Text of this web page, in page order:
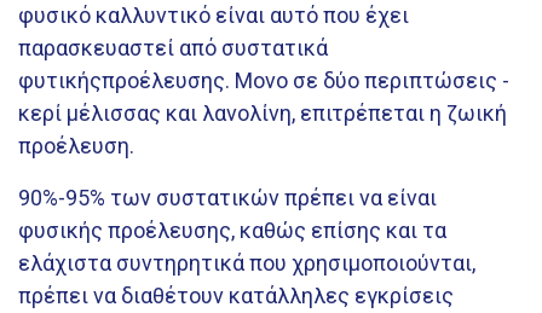
φυσικό καλλυντικό είναι αυτό που έχει
παρασκευαστεί από συστατικά
φυτικήςπροέλευσης. Μονο σε δύο περιπτώσεις -
κερί μέλισσας και λανολίνη, επιτρέπεται η ζωική
προέλευση.
90%-95% των συστατικών πρέπει να είναι
φυσικής προέλευσης, καθώς επίσης και τα
ελάχιστα συντηρητικά που χρησιμοποιούνται,
πρέπει να διαθέτουν κατάλληλες εγκρίσεις